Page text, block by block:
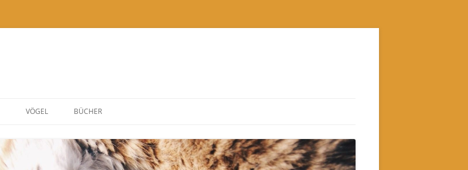
VÖGEL BÜCHER